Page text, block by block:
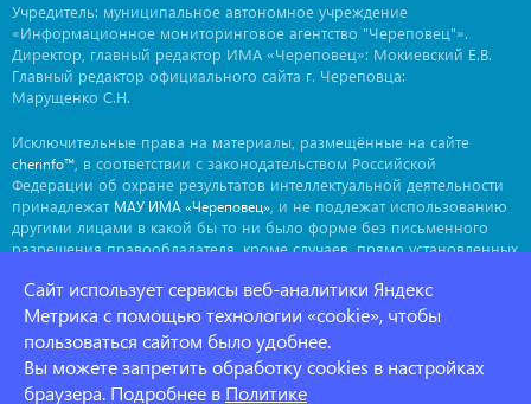
Учредитель: муниципальное автономное учреждение
«Информационное мониторинговое агентство "Череповец"».
Директор, главный редактор ИМА «Череповец»: Мокиевский Е.В.
Главный редактор официального сайта г. Череповца:
Марущенко С.Н.
Исключительные права на материалы, размещённые на сайте
cherinfo™ , в соответствии с законодательством Российской
Федерации об охране результатов интеллектуальной деятельности
принадлежат МАУ ИМА «Череповец» , и не подлежат использованию
другими лицами в какой бы то ни было форме без письменного
разрешения правообладателя, кроме случаев, прямо установленных
ima@cherinfo.ru. Мнение авторов может не совпадать с мнением
редакции.
При использовании материалов сайтаcherinfo™
является прямая, открытая для индексации гиперссылка на
страницу, с которой материал заимствован. Гиперссылка должна
Сайт использует сервисы веб-аналитики Яндекс
Метрика с помощью технологии «cookie», чтобы
пользоваться сайтом было удобнее.
Вы можете запретить обработку cookies в настройках
браузера. Подробнее в Политике